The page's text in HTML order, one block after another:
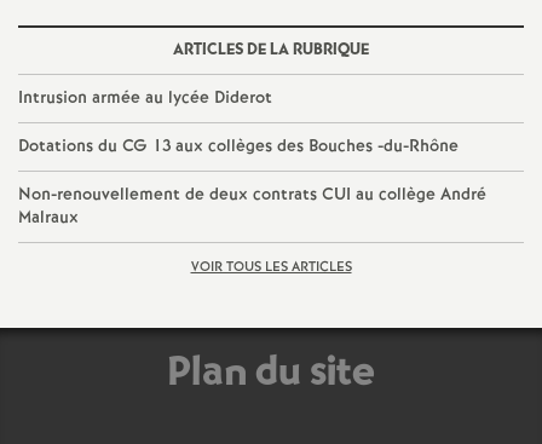
e
c
o
n
d
ARTICLES DE LA RUBRIQUE
Intrusion armée au lycée Diderot
Dotations du CG 13 aux collèges des Bouches -du-Rhône
Non-renouvellement de deux contrats CUI au collège André
Malraux
VOIR TOUS LES ARTICLES
Plan du site